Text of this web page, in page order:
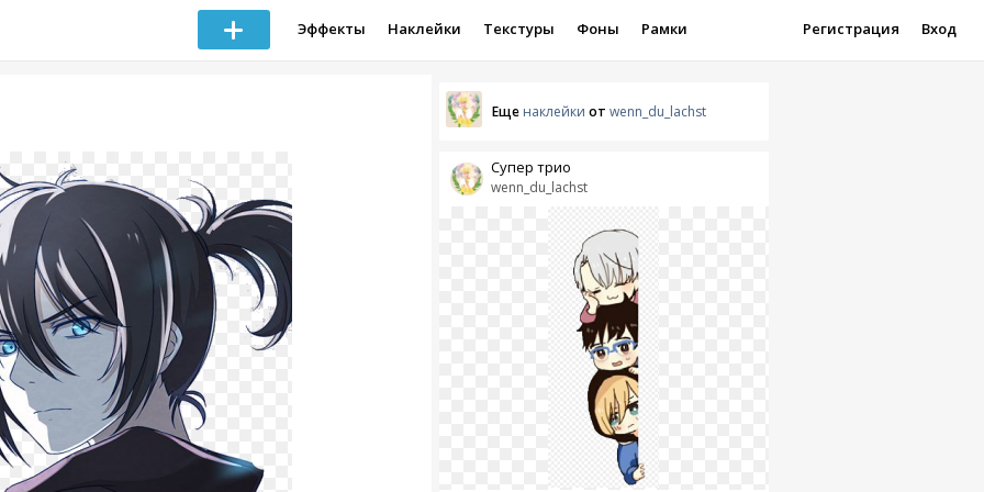
Эффекты Наклейки Текстуры Фоны Рамки Регистрация Вход
Еще наклейки от wenn_du_lachst
wenn_du_lachst
Супер трио